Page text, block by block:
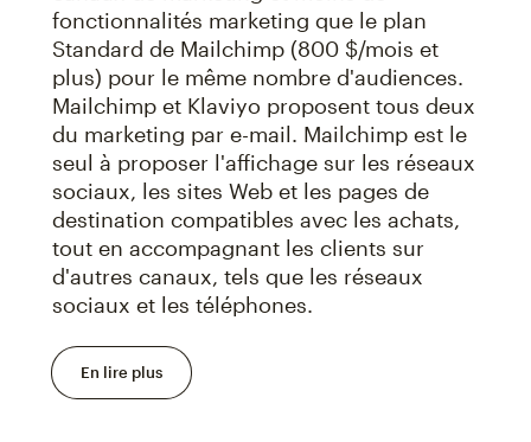
fonctionnalités marketing que le plan
Standard de Mailchimp (800 $/mois et
plus) pour le même nombre d'audiences.
Mailchimp et Klaviyo proposent tous deux
du marketing par e-mail. Mailchimp est le
seul à proposer l'affichage sur les réseaux
sociaux, les sites Web et les pages de
destination compatibles avec les achats,
tout en accompagnant les clients sur
d'autres canaux, tels que les réseaux
sociaux et les téléphones.
En lire plus